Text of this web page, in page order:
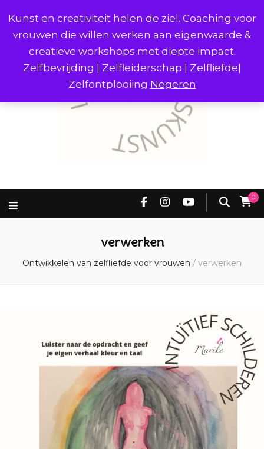
Kunst en creativiteit helen de ziel. Coaching voor
vrouwen die willen werken aan eigenwaarde &
creatieve workshops met diepte impact.
Zelfbevrijding | Zelfleiderschap | Zelfliefde|
Zelfontplooiing Negeren
0
verwerken
Ontwikkelen van zelfliefde voor vrouwen / verwerken